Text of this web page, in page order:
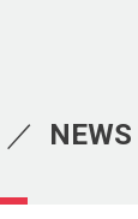
／ NEWS